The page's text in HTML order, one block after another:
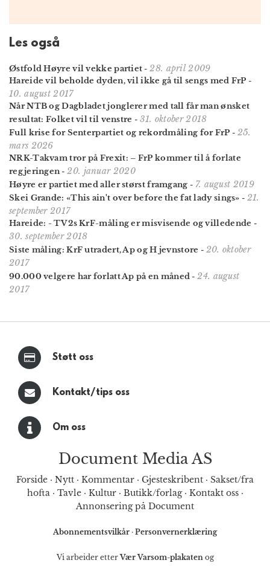
Les også
Østfold Høyre vil vekke partiet -28. april 2009
Hareide vil beholde dyden, vil ikke gå til sengs med FrP -
10. august 2017
Når NTB og Dagbladet jonglerer med tall får man ønsket
resultat: Folket vil til venstre - 31. oktober 2018
Full krise for Senterpartiet og rekordmåling for FrP - 25.
mars 2026
NRK-Takvam tror på Frexit: – FrP kommer til å forlate
regjeringen-20. januar 2020
Høyre er partiet med aller størst framgang - 7. august 2019
Skei Grande: «This ain't over before the fat lady sings» - 21.
september 2017
Hareide: - TV 2s KrF-måling er misvisende og villedende -
30. september 2018
Siste måling: KrF utradert, Ap og H jevnstore - 20. oktober
2017
90.000 velgere har forlatt Ap på en måned -24. august
2017
Støtt oss
Kontakt/tips oss
Om oss
Document Media AS
Forside · Nytt · Kommentar · Gjesteskribent · Sakset/fra
hofta· Tavle· Kultur· Butikk/forlag· Kontakt oss·
Annonsering på Document
Abonnementsvilkår · Personvernerklæring
Vi arbeider etterVær Varsom-plakatenog